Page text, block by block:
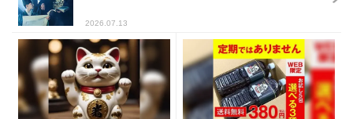
2026.07.13